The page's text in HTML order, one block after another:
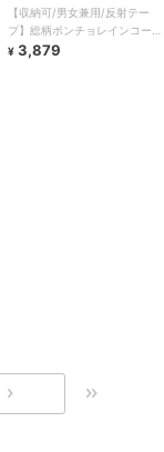
【収納可/男女兼用/反射テー
プ】総柄ポンチョレインコート
+収納袋 2点セット キッズ
¥ 3,879